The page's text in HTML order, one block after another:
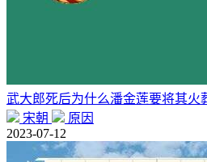
武大郎死后为什么潘金莲要将其火
宋朝
原因
2023-07-12